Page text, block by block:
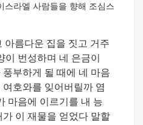
스라엘 사람들을 향해 조심스
아름다운 집을 짓고 거주
번성하며 네 은금이
부하게 될 때에 네 마음
호와를 잊어버릴까 염
마음에 이르기를 내 능
이 재물을 얻었다 말할